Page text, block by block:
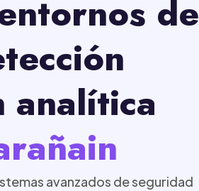
de
analítica
avanzados de seguridad